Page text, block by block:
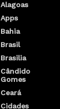
Alagoas
Apps
Bahia
Brasil
Brasilia
Cândido
Gomes
Ceará
Cidades